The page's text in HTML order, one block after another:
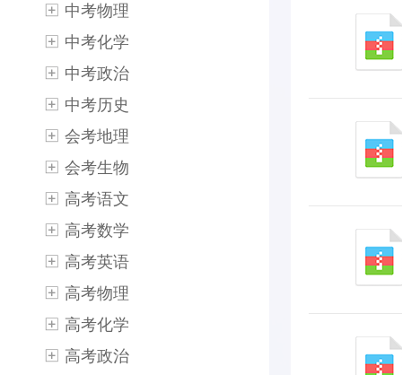
中考物理
中考化学
中考政治
中考历史
会考地理
会考生物
高考语文
高考数学
高考英语
高考物理
高考化学
高考政治